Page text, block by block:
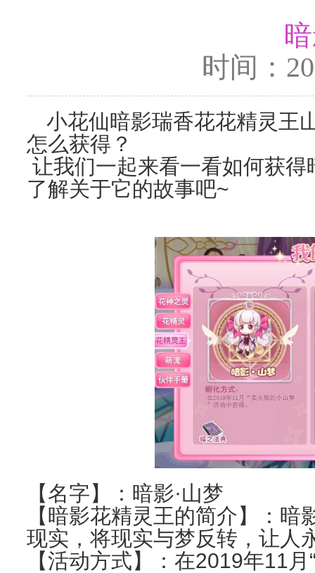
时间：
小花仙暗影瑞香花花精灵王
怎么获得？
让我们一起来看一看如何获
了解关于它的故事吧~
【名字】：暗影·山梦
【暗影花精灵王的简介】：
现实，将现实与梦反转，让人
【活动方式】：在2019年11